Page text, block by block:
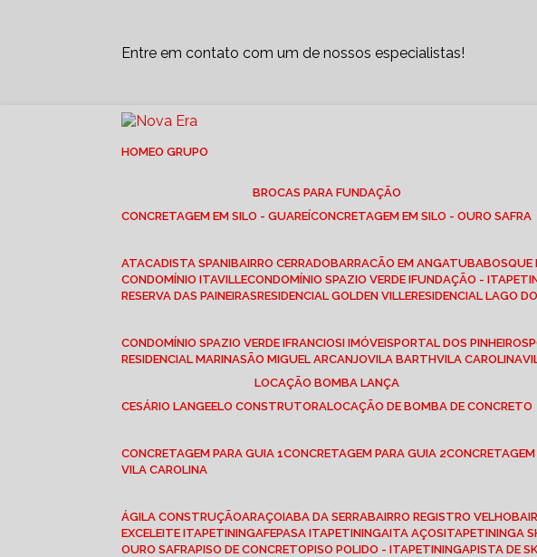
Entre em contato com um de nossos especialistas!
HOME
O GRUPO
BROCAS PARA FUNDAÇÃO
CONCRETAGEM EM SILO - GUAREÍ CONCRETAGEM EM SILO - OURO SAFRA
ATACADISTA SPANI BAIRRO CERRADO BARRACÃO EM ANGATUBA
CONDOMÍNIO ITAVILLE CONDOMÍNIO SPAZIO VERDE I FUNDAÇÃO -
RESERVA DAS PAINEIRAS RESIDENCIAL GOLDEN VILLE RESIDENCIAL LAGO
CONDOMÍNIO SPAZIO VERDE I FRANCIOSI IMÓVEIS PORTAL DOS PINHEIROS
RESIDENCIAL MARINA SÃO MIGUEL ARCANJO VILA BARTH VILA CAROLINA
LOCAÇÃO BOMBA LANÇA
CESÁRIO LANGE ELO CONSTRUTORA LOCAÇÃO DE BOMBA DE CONCRETO
CONCRETAGEM PARA GUIA 1 CONCRETAGEM PARA GUIA 2
VILA CAROLINA
ÁGILA CONSTRUÇÃO ARAÇOIABA DA SERRA BAIRRO REGISTRO VELHO
EXCELEITE ITAPETININGA FEPASA ITAPETININGA ITA AÇOS ITAPETININGA
OURO SAFRA PISO DE CONCRETO PISO POLIDO - ITAPETININGA PISTA DE